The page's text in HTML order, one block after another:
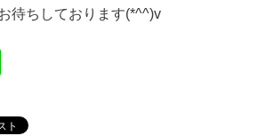
待ちしております(*^^)v
e